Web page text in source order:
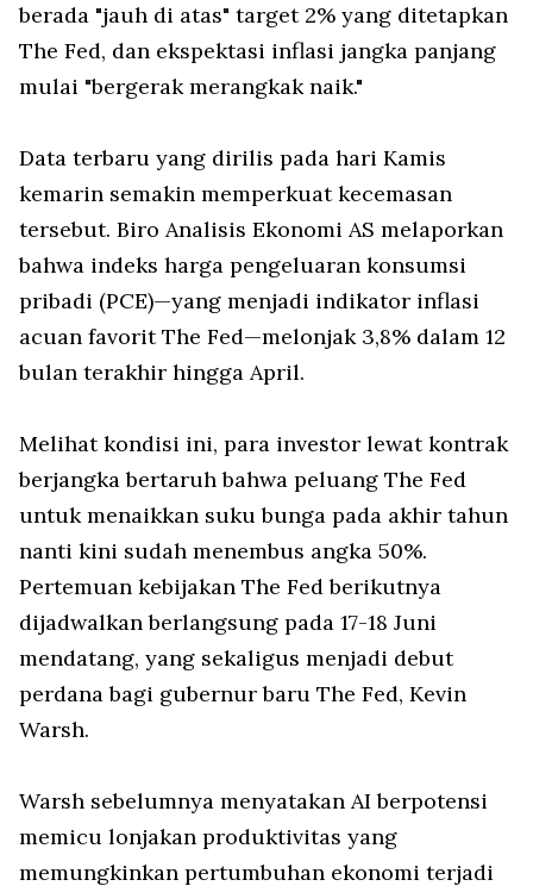
berada "jauh di atas" target 2% yang ditetapkan
The Fed, dan ekspektasi inflasi jangka panjang
mulai "bergerak merangkak naik."
Data terbaru yang dirilis pada hari Kamis
kemarin semakin memperkuat kecemasan
tersebut. Biro Analisis Ekonomi AS melaporkan
bahwa indeks harga pengeluaran konsumsi
pribadi (PCE)—yang menjadi indikator inflasi
acuan favorit The Fed—melonjak 3,8% dalam 12
bulan terakhir hingga April.
Melihat kondisi ini, para investor lewat kontrak
berjangka bertaruh bahwa peluang The Fed
untuk menaikkan suku bunga pada akhir tahun
nanti kini sudah menembus angka 50%.
Pertemuan kebijakan The Fed berikutnya
dijadwalkan berlangsung pada 17-18 Juni
mendatang, yang sekaligus menjadi debut
perdana bagi gubernur baru The Fed, Kevin
Warsh.
Warsh sebelumnya menyatakan AI berpotensi
memicu lonjakan produktivitas yang
memungkinkan pertumbuhan ekonomi terjadi